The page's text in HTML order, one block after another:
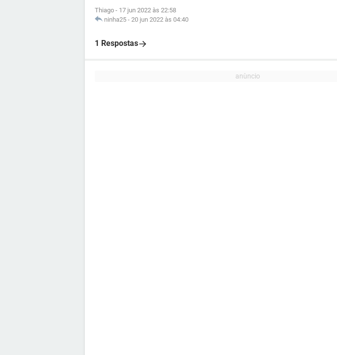
Thiago - 17 jun 2022 às 22:58
ninha25 - 20 jun 2022 às 04:40
1 Respostas